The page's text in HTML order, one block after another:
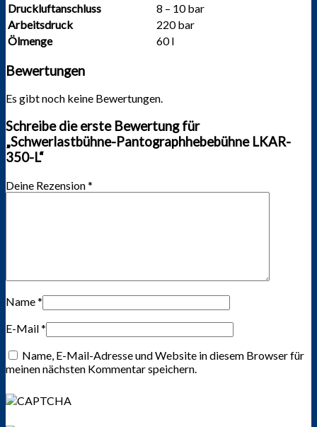
Druckluftanschluss
8 – 10 bar
Arbeitsdruck
220 bar
Ölmenge
60 l
Bewertungen
Es gibt noch keine Bewertungen.
Schreibe die erste Bewertung für
„Schwerlastbühne-Pantographhebebühne LKAR-
350-L“
Deine Rezension*
Name*
E-Mail*
Name, E-Mail-Adresse und Website in diesem Browser für
meinen nächsten Kommentar speichern.